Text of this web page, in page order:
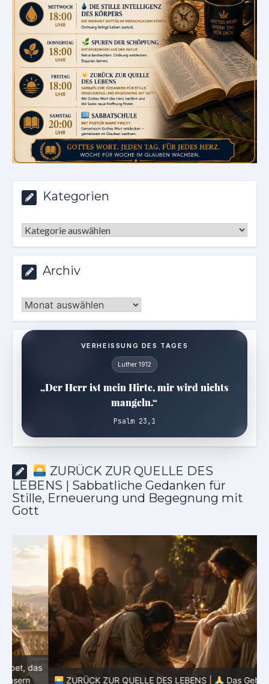
Kategorien
Kategorien
Archiv
Archiv
VERHEISSUNG DES TAGES
Luther 1912
„Der Herr ist mein Hirte, mir wird nichts
mangeln.“
Psalm 23,1
ZURÜCK ZUR QUELLE DES
LEBENS | Sabbatliche Gedanken für
Stille, Erneuerung und Begegnung mit
Gott
ZURÜCK ZUR QUELLE DES LEBENS |
Das Gebet, das